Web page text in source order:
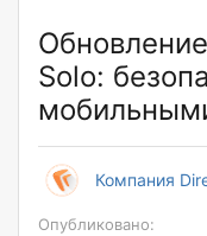
Solo:
Компания
Опубликовано: